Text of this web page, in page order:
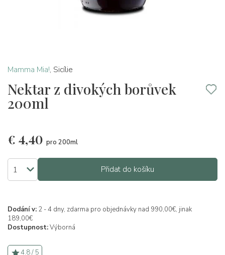
Mamma Mia!, Sicílie
Nektar z divokých borůvek
200ml
€ 4,40 pro 200ml
Přidat do košíku
Dodání v: 2 - 4 dny, zdarma pro objednávky nad 990,00€, jinak
189,00€
Dostupnost:Výborná
4.8 / 5